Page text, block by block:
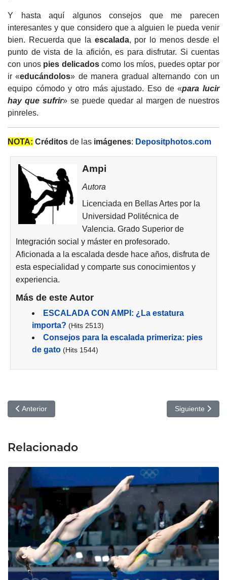
Y hasta aquí algunos consejos que me parecen
interesantes y que considero que a alguien le pueda venir
bien. Recuerda que la escalada, por lo menos desde el
punto de vista de la afición, es para disfrutar. Si cuentas
con unos pies delicadoscomo los míos, puedes optar por
ir «educándolos» de manera gradual alternando con un
equipo cómodo y otro más ajustado. Eso de «para lucir
hay que sufrir» se puede quedar al margen de nuestros
pinreles.
NOTA: Créditos de las imágenes: Depositphotos.com
Ampi
Autora
Licenciada en Bellas Artes por la
Universidad Politécnica de
Valencia. Grado Superior de
Integración social y máster en profesorado.
Aficionada a la escalada desde hace años, disfruta de
esta especialidad y comparte sus conocimientos y
experiencia.
Más de este Autor
ESCALADA CON AMPI: ¿La estatura
importa? (Hits 2513)
Consejos para la escalada primeriza: pies
de gato (Hits 1544)
Artículo anterior: Webempresa: Hosting en español WordPress y
Anterior Artículo
Siguiente
Relacionado